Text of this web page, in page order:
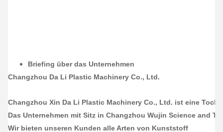
Briefing über das Unternehmen
Changzhou Da Li Plastic Machinery Co., Ltd.
Changzhou Xin Da Li Plastic Machinery Co., Ltd. ist eine
Das Unternehmen mit Sitz in Changzhou Wujin Science and
Wir bieten unseren Kunden alle Arten von Kunststoff